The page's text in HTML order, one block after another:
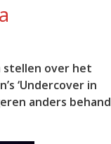
stellen over het
‘Undercover in
anders